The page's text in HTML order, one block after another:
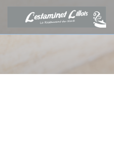
Cookies beheer paneel